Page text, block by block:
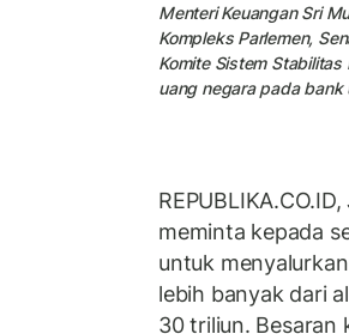
Menteri Keuangan Sri
Kompleks Parlemen,
Komite Sistem
uang negara pada bank
meminta kepada
untuk
lebih banyak dari
30 triliun. Besaran